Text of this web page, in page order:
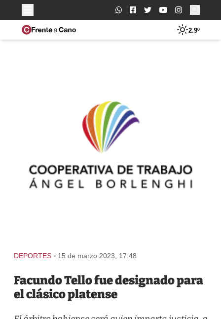
Buscar:
2.9º
DEPORTES - 15 de marzo 2023, 17:48
Facundo Tello fue designado para
el clásico platense